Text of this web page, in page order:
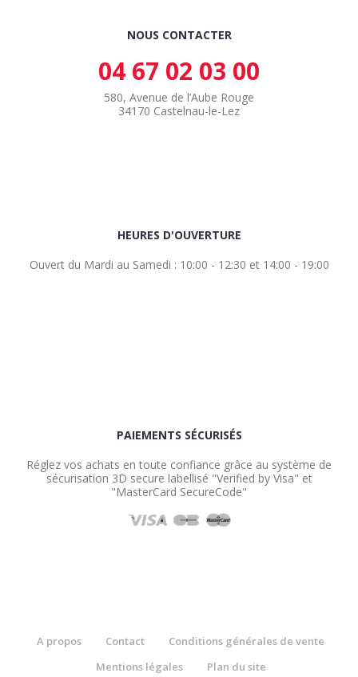
NOUS CONTACTER
04 67 02 03 00
580, Avenue de l’Aube Rouge
34170 Castelnau-le-Lez
HEURES D'OUVERTURE
Ouvert du Mardi au Samedi : 10:00 - 12:30 et 14:00 - 19:00
PAIEMENTS SÉCURISÉS
Réglez vos achats en toute confiance grâce au système de
sécurisation 3D secure labellisé "Verified by Visa" et
"MasterCard SecureCode"
A propos Contact
Conditions générales de vente
Mentions légales
Plan du site